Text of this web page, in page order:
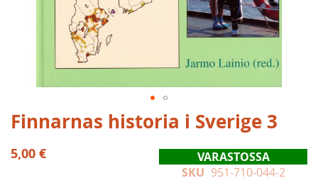
Skip
to
the
beginning
Finnarnas historia i Sverige 3
5,00 €
VARASTOSSA
SKU 951-710-044-2